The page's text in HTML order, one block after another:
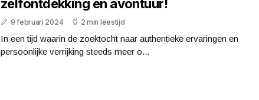
zelfontdekking en avontuur!
9 februari 2024 2 min leestijd
In een tijd waarin de zoektocht naar authentieke ervaringen en
persoonlijke verrijking steeds meer o...